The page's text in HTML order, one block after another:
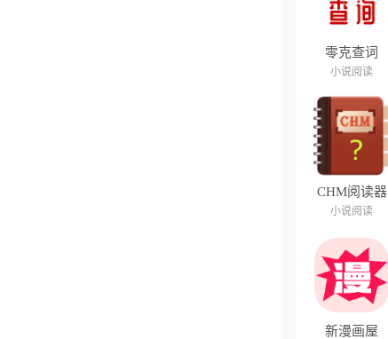
零克查词
小说阅读
CHM阅读器
小说阅读
新漫画屋